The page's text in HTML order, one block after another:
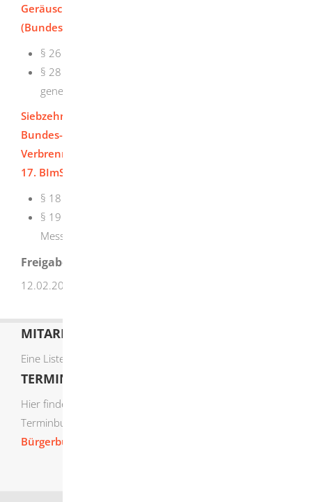
Geräusche, Erschütterungen und ähnliche Vorgänge
(Bundes-Immissionsschutzgesetz -BImSchG)
§ 26 Messungen aus besonderem Anlass
§ 28 Erstmalige und wiederkehrende Messungen bei
genehmigungsbedürftigen Anlagen
Siebzehnte Verordnung zur Durchführung des
Bundes-Immissionschutzgesetz
Verbrennung und die Mitverbrennung von Abfällen -
17. BImSchV
§ 18 Periodische Messungen
§ 19 Berichte und Beurteilung von periodischen
Messungen
Freigabevermerk
12.02.2026 Umweltministerium Baden-Württemberg
MITARBEITERLISTE
Eine Liste der Mitarbeiter von A-Z finden Sie
TERMIN ONLINE BUCHEN
Hier finden Sie die verfügbaren Sachgebiete zur Online-
Terminbuchung:
Bürgerbüro Termine online buchen